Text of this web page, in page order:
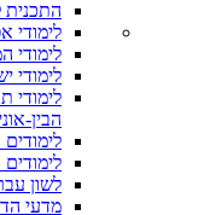
התכנית
לימודי
לימודי
לימודי
לימודי
הבין-
לימודים
לימודים
לשון
מדעי